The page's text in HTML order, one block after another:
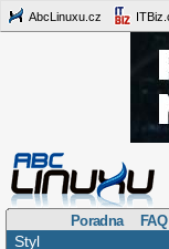
AbcLinuxu.cz
Poradna FAQ
Styl